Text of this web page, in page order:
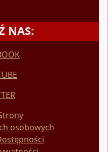
NAS:
osobowych